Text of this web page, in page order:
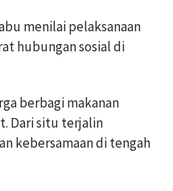
menilai pelaksanaan
hubungan sosial di
berbagi makanan
Dari situ terjalin
kebersamaan di tengah